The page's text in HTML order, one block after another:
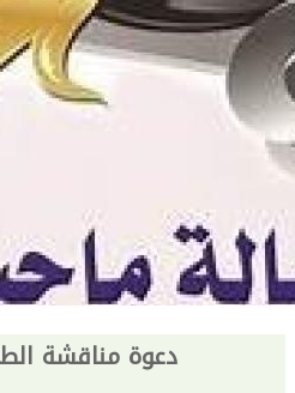
دعوة مناقشة